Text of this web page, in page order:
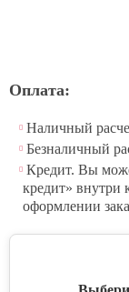
Оплата:
Наличный
Безналичный
Кредит. Вы
кредит» внутри
оформлении